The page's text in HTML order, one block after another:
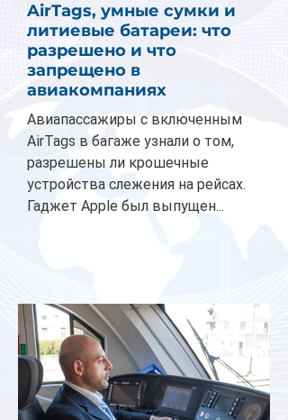
AirTags, умные сумки и
литиевые батареи: что
разрешено и что
запрещено в
авиакомпаниях
Авиапассажиры с включенным
AirTags в багаже узнали о том,
разрешены ли крошечные
устройства слежения на рейсах.
Гаджет Apple был выпущен...